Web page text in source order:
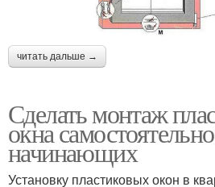
читать дальше →
Сделать монтаж
окна
начинающих
Установку пластиковых окон в